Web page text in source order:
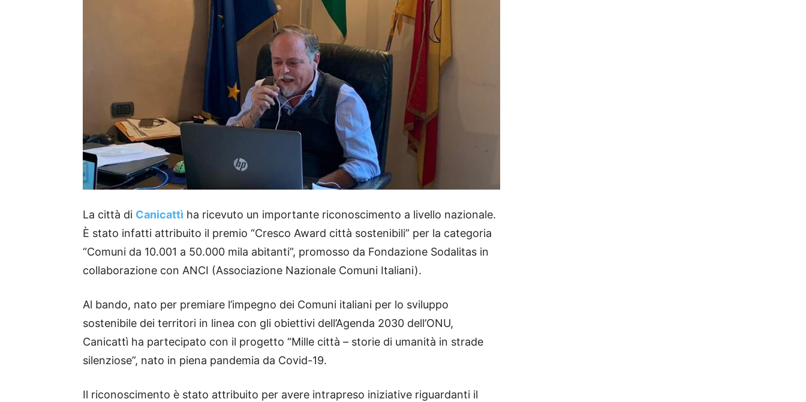
La città di Canicattì ha ricevuto un importante riconoscimento a livello nazionale.
È stato infatti attribuito il premio “Cresco Award città sostenibili” per la categoria
“Comuni da 10.001 a 50.000 mila abitanti”, promosso da Fondazione Sodalitas in
collaborazione con ANCI (Associazione Nazionale Comuni Italiani).
Al bando, nato per premiare l’impegno dei Comuni italiani per lo sviluppo
sostenibile dei territori in linea con gli obiettivi dell’Agenda 2030 dell’ONU,
Canicattì ha partecipato con il progetto “Mille città – storie di umanità in strade
silenziose”, nato in piena pandemia da Covid-19.
Il riconoscimento è stato attribuito per avere intrapreso iniziative riguardanti il